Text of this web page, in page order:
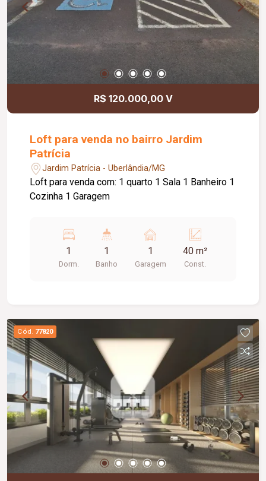
R$ 120.000,00 V
Loft para venda no bairro Jardim
Patrícia
Jardim Patrícia - Uberlândia/MG
Loft para venda com: 1 quarto 1 Sala 1 Banheiro 1
Cozinha 1 Garagem
1
Dorm.
1
Banho
1
Garagem
40 m²
Const.
Cód. 77820